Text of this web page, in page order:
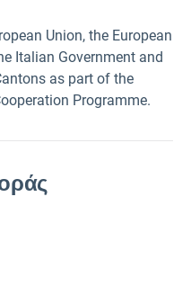
Union, the European
Italian Government and
as part of the
Programme.